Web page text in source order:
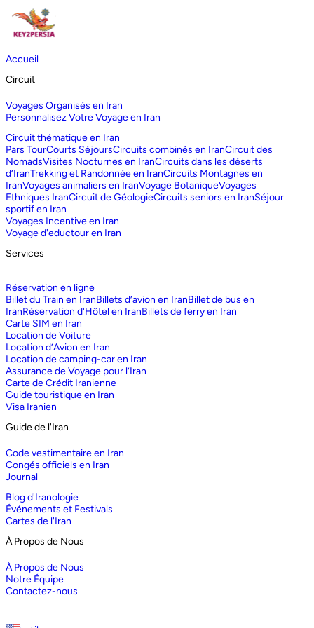
Accueil
Circuit
Voyages Organisés en Iran
Personnalisez Votre Voyage en Iran
Circuit thématique en Iran
Pars TourCourts SéjoursCircuits combinés en IranCircuit des
NomadsVisites Nocturnes en IranCircuits dans les déserts
d‘IranTrekking et Randonnée en IranCircuits Montagnes en
IranVoyages animaliers en IranVoyage BotaniqueVoyages
Ethniques IranCircuit de GéologieCircuits seniors en IranSéjour
sportif en Iran
Voyages Incentive en Iran
Voyage d'eductour en Iran
Services
Réservation en ligne
Billet du Train en IranBillets d’avion en IranBillet de bus en
IranRéservation d'Hôtel en IranBillets de ferry en Iran
Carte SIM en Iran
Location de Voiture
Location d’Avion en Iran
Location de camping-car en Iran
Assurance de Voyage pour l’Iran
Carte de Crédit Iranienne
Guide touristique en Iran
Visa Iranien
Guide de l'Iran
Code vestimentaire en Iran
Congés officiels en Iran
Journal
Blog d'Iranologie
Événements et Festivals
Cartes de l'Iran
À Propos de Nous
À Propos de Nous
Notre Équipe
Contactez-nous